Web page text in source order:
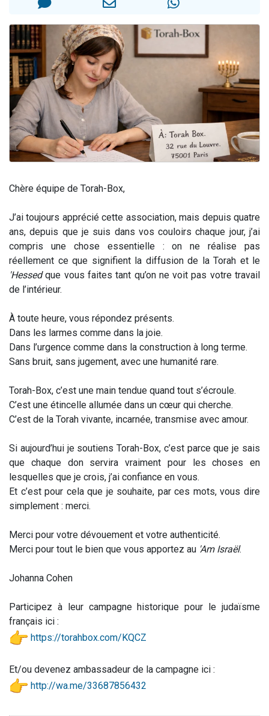
Ariel vient de donner son Maasser
Il reste 49 places pour étudier en groupe sur Zoom
Eva vient de donner son Maasser
Chère équipe de Torah-Box,
J’ai toujours apprécié cette association, mais depuis quatre
ans, depuis que je suis dans vos couloirs chaque jour, j’ai
compris une chose essentielle : on ne réalise pas
réellement ce que signifient la diffusion de la Torah et le
'Hessedque vous faites tant qu’on ne voit pas votre travail
de l’intérieur.
À toute heure, vous répondez présents.
Dans les larmes comme dans la joie.
Dans l’urgence comme dans la construction à long terme.
Sans bruit, sans jugement, avec une humanité rare.
Torah-Box, c’est une main tendue quand tout s’écroule.
C’est une étincelle allumée dans un cœur qui cherche.
C’est de la Torah vivante, incarnée, transmise avec amour.
Si aujourd’hui je soutiens Torah-Box, c’est parce que je sais
que chaque don servira vraiment pour les choses en
lesquelles que je crois, j’ai confiance en vous.
Et c’est pour cela que je souhaite, par ces mots, vous dire
simplement : merci.
Merci pour votre dévouement et votre authenticité.
Merci pour tout le bien que vous apportez au 'Am Israël.
Johanna Cohen
Participez à leur campagne historique pour le judaïsme
français ici :
https://torahbox.com/KQCZ
Et/ou devenez ambassadeur de la campagne ici :
http://wa.me/33687856432